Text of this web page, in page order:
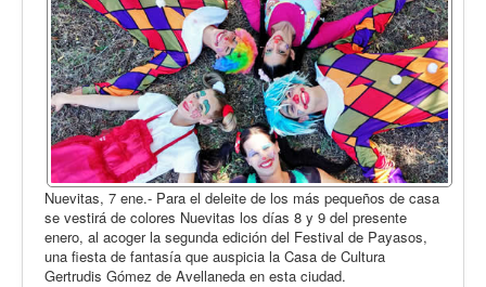
Nuevitas, 7 ene.- Para el deleite de los más pequeños de casa
se vestirá de colores Nuevitas los días 8 y 9 del presente
enero, al acoger la segunda edición del Festival de Payasos,
una fiesta de fantasía que auspicia la Casa de Cultura
Gertrudis Gómez de Avellaneda en esta ciudad.